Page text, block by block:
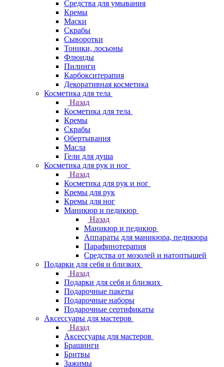
Средства для умывания
Кремы
Маски
Скрабы
Сыворотки
Тоники, лосьоны
Флюиды
Пилинги
Карбокситерапия
Декоративная косметика
Косметика для тела
Назад
Косметика для тела
Кремы
Скрабы
Обертывания
Масла
Гели для душа
Косметика для рук и ног
Назад
Косметика для рук и ног
Кремы для рук
Кремы для ног
Маникюр и педикюр
Назад
Маникюр и педикюр
Аппараты для маникюра, педикюра
Парафинотерапия
Средства от мозолей и натоптышей
Подарки для себя и близких
Назад
Подарки для себя и близких
Подарочные пакеты
Подарочные наборы
Подарочные сертификаты
Аксессуары для мастеров
Назад
Аксессуары для мастеров
Брашинги
Бритвы
Зажимы